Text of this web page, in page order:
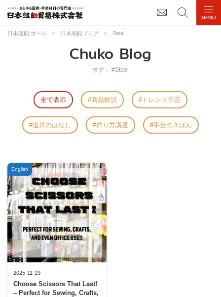
日本紐釦 ホーム > 日本紐釦ブログ > Steel
Chuko Blog
タグ： #Steel
全て表示 商品解説 トレンド手芸
道具のはなし 作り方講座 手芸のきほん
2025-11-19
Choose Scissors That Last!
– Perfect for Sewing, Crafts,
English